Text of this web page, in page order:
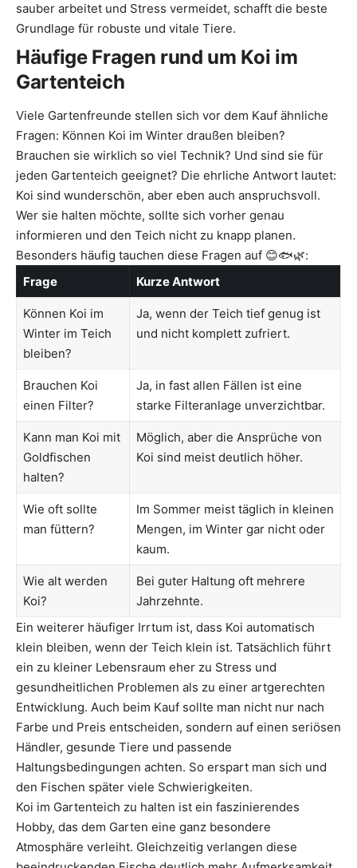
sauber arbeitet und Stress vermeidet, schafft die beste
Grundlage für robuste und vitale Tiere.
Häufige Fragen rund um Koi im
Gartenteich
Viele Gartenfreunde stellen sich vor dem Kauf ähnliche
Fragen: Können Koi im Winter draußen bleiben?
Brauchen sie wirklich so viel Technik? Und sind sie für
jeden Gartenteich geeignet? Die ehrliche Antwort lautet:
Koi sind wunderschön, aber eben auch anspruchsvoll.
Wer sie halten möchte, sollte sich vorher genau
informieren und den Teich nicht zu knapp planen.
Besonders häufig tauchen diese Fragen auf 😊🐟🌿:
Frage
Kurze Antwort
Können Koi im
Winter im Teich
bleiben?
Ja, wenn der Teich tief genug ist
und nicht komplett zufriert.
Brauchen Koi
einen Filter?
Ja, in fast allen Fällen ist eine
starke Filteranlage unverzichtbar.
Kann man Koi mit
Goldfischen
halten?
Möglich, aber die Ansprüche von
Koi sind meist deutlich höher.
Wie oft sollte
man füttern?
Im Sommer meist täglich in kleinen
Mengen, im Winter gar nicht oder
kaum.
Wie alt werden
Koi?
Bei guter Haltung oft mehrere
Jahrzehnte.
Ein weiterer häufiger Irrtum ist, dass Koi automatisch
klein bleiben, wenn der Teich klein ist. Tatsächlich führt
ein zu kleiner Lebensraum eher zu Stress und
gesundheitlichen Problemen als zu einer artgerechten
Entwicklung. Auch beim Kauf sollte man nicht nur nach
Farbe und Preis entscheiden, sondern auf einen seriösen
Händler, gesunde Tiere und passende
Haltungsbedingungen achten. So erspart man sich und
den Fischen später viele Schwierigkeiten.
Koi im Gartenteich zu halten ist ein faszinierendes
Hobby, das dem Garten eine ganz besondere
Atmosphäre verleiht. Gleichzeitig verlangen diese